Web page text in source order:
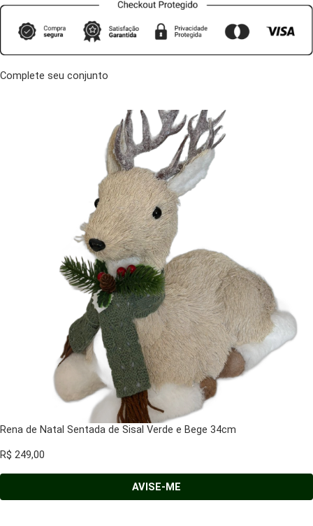
Complete seu conjunto
Rena de Natal Sentada de Sisal Verde e Bege 34cm
R$ 249,00
AVISE-ME